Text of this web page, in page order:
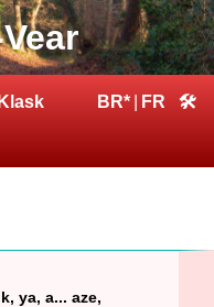
Klask
BR* FR 🛠
ya, a... aze,